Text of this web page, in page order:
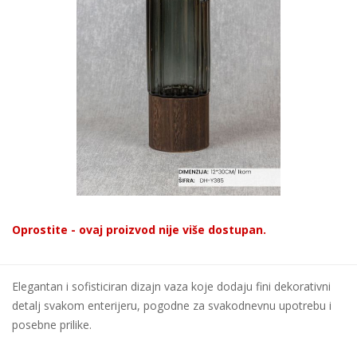
Oprostite - ovaj proizvod nije više dostupan.
Elegantan i sofisticiran dizajn vaza koje dodaju fini dekorativni
detalj svakom enterijeru, pogodne za svakodnevnu upotrebu i
posebne prilike.